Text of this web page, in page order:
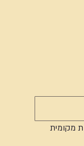
אני מאשר.ת קבלת תוכן ועדכונים מעדות מקומית